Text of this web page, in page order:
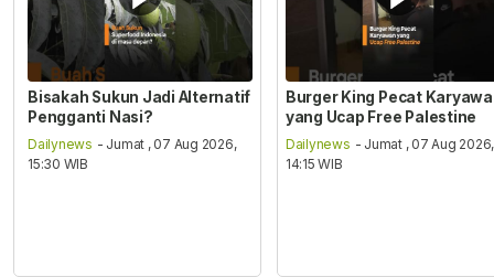
Bisakah Sukun Jadi Alternatif
Pengganti Nasi?
Dailynews - Jumat , 07 Aug 2026,
15:30 WIB
Burger King Pecat
yang Ucap Free Palestine
Dailynews - Jumat , 07 Aug 2026,
14:15 WIB